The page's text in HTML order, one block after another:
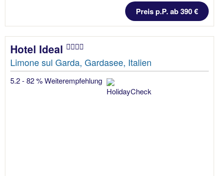
Preis p.P. ab 390 €
Hotel Ideal
Limone sul Garda, Gardasee, Italien
5.2 - 82 % Weiterempfehlung